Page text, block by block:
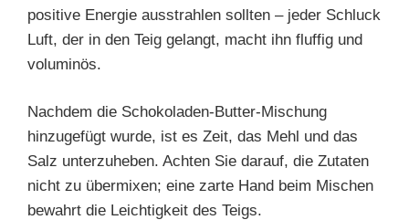
positive Energie ausstrahlen sollten – jeder Schluck
Luft, der in den Teig gelangt, macht ihn fluffig und
voluminös.
Nachdem die Schokoladen-Butter-Mischung
hinzugefügt wurde, ist es Zeit, das Mehl und das
Salz unterzuheben. Achten Sie darauf, die Zutaten
nicht zu übermixen; eine zarte Hand beim Mischen
bewahrt die Leichtigkeit des Teigs.